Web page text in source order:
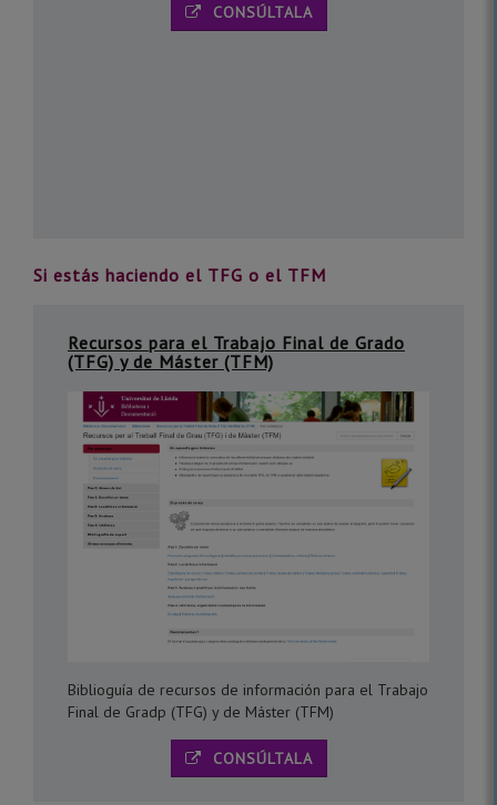
CONSÚLTALA
Si estás haciendo el TFG o el TFM
Recursos para el Trabajo Final de Grado
(TFG) y de Máster (TFM)
Biblioguía de recursos de información para el Trabajo
Final de Gradp (TFG) y de Máster (TFM)
CONSÚLTALA